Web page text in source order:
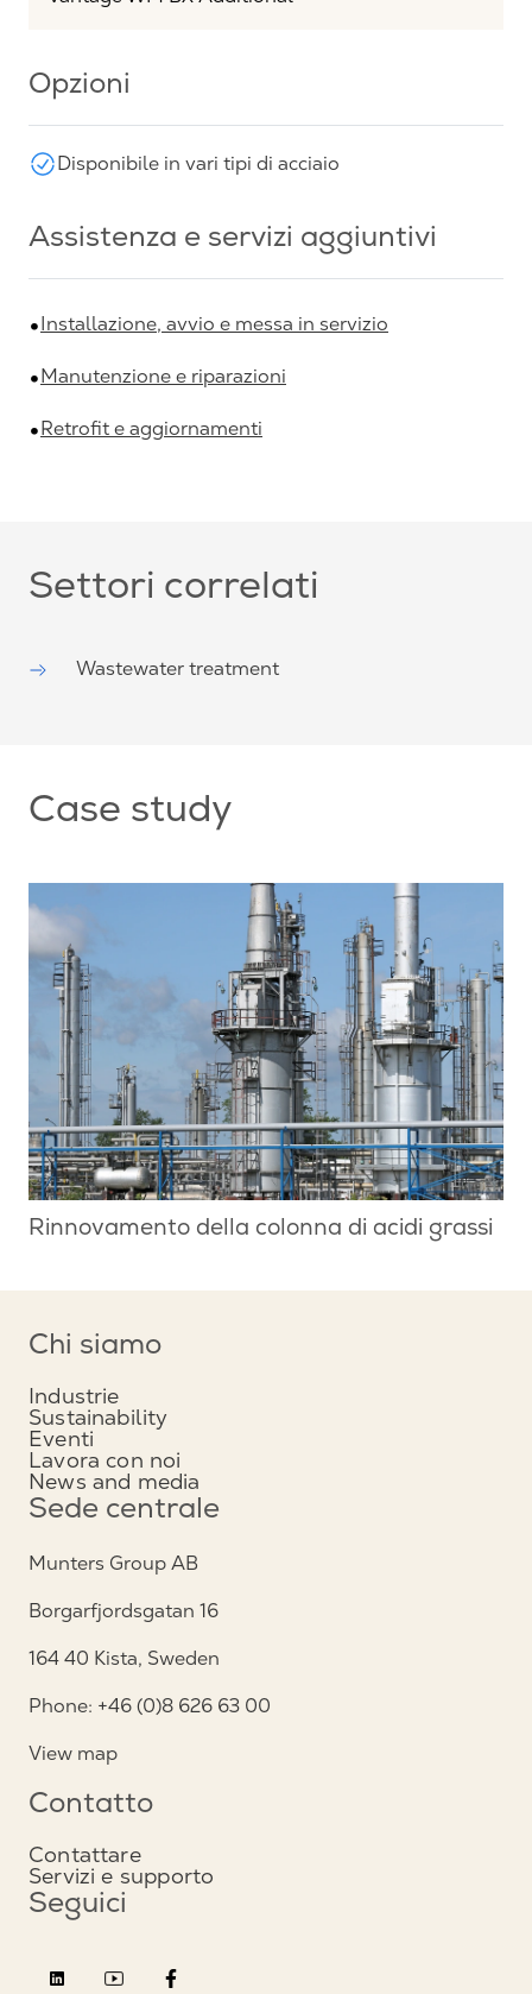
Opzioni
Disponibile in vari tipi di acciaio
Assistenza e servizi aggiuntivi
Installazione, avvio e messa in servizio
Manutenzione e riparazioni
Retrofit e aggiornamenti
Settori correlati
Wastewater treatment
Case study
Rinnovamento della colonna di acidi grassi
Chi siamo
Industrie
Sustainability
Eventi
Lavora con noi
News and media
Sede centrale
Munters Group AB
Borgarfjordsgatan 16
164 40 Kista, Sweden
Phone: +46 (0)8 626 63 00
View map
Contatto
Contattare
Servizi e supporto
Seguici